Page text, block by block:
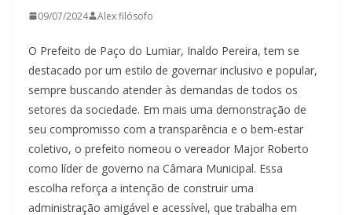
09/07/2024 Alex filósofo
O Prefeito de Paço do Lumiar, Inaldo Pereira, tem se
destacado por um estilo de governar inclusivo e popular,
sempre buscando atender às demandas de todos os
setores da sociedade. Em mais uma demonstração de
seu compromisso com a transparência e o bem-estar
coletivo, o prefeito nomeou o vereador Major Roberto
como líder de governo na Câmara Municipal. Essa
escolha reforça a intenção de construir uma
administração amigável e acessível, que trabalha em